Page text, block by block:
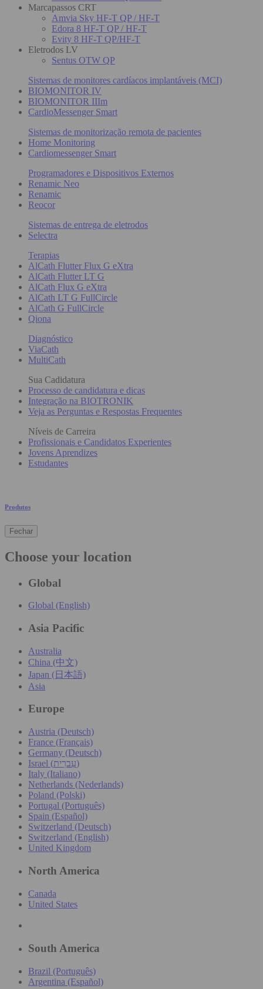
Marcapassos CRT
Amvia Sky HF-T QP / HF-T
Edora 8 HF-T QP / HF-T
Evity 8 HF-T QP/HF-T
Eletrodos LV
Sentus OTW QP
Sistemas de monitores cardíacos implantáveis (MCI)
BIOMONITOR IV
BIOMONITOR IIIm
CardioMessenger Smart
Sistemas de monitorização remota de pacientes
Home Monitoring
Cardiomessenger Smart
Programadores e Dispositivos Externos
Renamic Neo
Renamic
Reocor
Sistemas de entrega de eletrodos
Selectra
Terapias
AlCath Flutter Flux G eXtra
AlCath Flutter LT G
AlCath Flux G eXtra
AlCath LT G FullCircle
AlCath G FullCircle
Qiona
Diagnóstico
ViaCath
MultiCath
Sua Cadidatura
Processo de candidatura e dicas
Integração na BIOTRONIK
Veja as Perguntas e Respostas Frequentes
Níveis de Carreira
Profissionais e Candidatos Experientes
Jovens Aprendizes
Estudantes
Produtos
Fechar
Choose your location
Global
Global (English)
Asia Pacific
Australia
China (中文)
Japan (日本語)
Asia
Europe
Austria (Deutsch)
France (Français)
Germany (Deutsch)
Israel (עִברִית)
Italy (Italiano)
Netherlands (Nederlands)
Poland (Polski)
Portugal (Português)
Spain (Español)
Switzerland (Deutsch)
Switzerland (English)
United Kingdom
North America
Canada
United States
South America
Brazil (Português)
Argentina (Español)